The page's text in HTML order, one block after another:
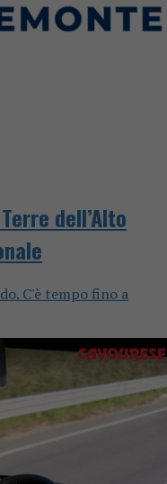
dell’Alto
C'è tempo fino a